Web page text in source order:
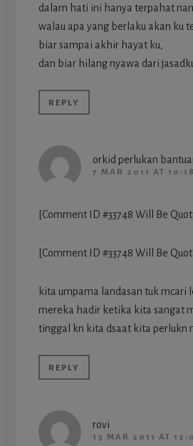
dalam hati ini hanya terpahat
walau apa yang berlaku akan ku
biar sampai akhir hayat ku,
dan biar hilang nyawa dari
REPLY
orkid perlukan
7 MAR 2011 AT
[Comment ID #33748 Will Be
[Comment ID #33748 Will Be
kita umpama landasan tuk mcari
mereka hadir ketika kita sangat
tinggal kn kita dsaat kita perlukn
REPLY
rovi
13 MAR 2011 AT